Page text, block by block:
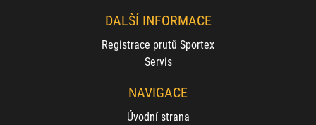
DALŠÍ INFORMACE
Registrace prutů Sportex
Servis
NAVIGACE
Úvodní strana